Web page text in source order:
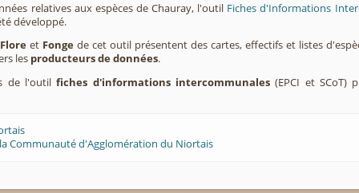
relatives aux espèces de Chauray, l'outil Fiches d'Informations
développé.
Flore et Fonge de cet outil présentent des cartes, effectifs et listes
les producteurs de données.
de l'outilfiches d'informations intercommunales(EPCI et SCoT)
la Communauté d'Agglomération du Niortais